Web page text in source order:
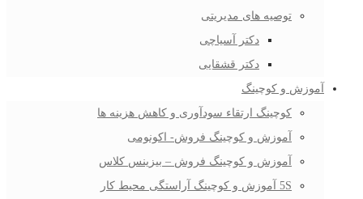
توصیه های مدیریتی
دکتر آسیاچی
دکتر قشقایی
آموزش و کوچینگ
کوچینگ ارتقاء سودآوری و کاهش هزینه ها
آموزش و کوچینگ فروش- اکونومی
آموزش و کوچینگ فروش – بیزینس کلاس
5S آموزش و کوچینگ آراستگی محیط کار